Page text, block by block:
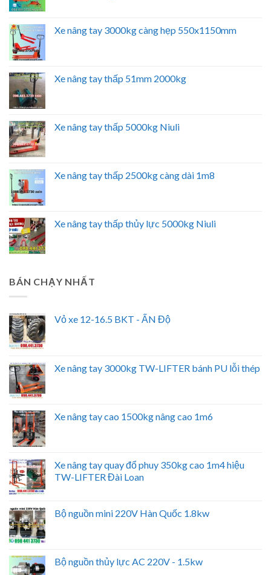
Xe nâng tay 3000kg càng hẹp 550x1150mm
Xe nâng tay thấp 51mm 2000kg
Xe nâng tay thấp 5000kg Niuli
Xe nâng tay thấp 2500kg càng dài 1m8
Xe nâng tay thấp thủy lực 5000kg Niuli
BÁN CHẠY NHẤT
Vỏ xe 12-16.5 BKT - ẤN Độ
Xe nâng tay 3000kg TW-LIFTER bánh PU lỗi thép
Xe nâng tay cao 1500kg nâng cao 1m6
Xe nâng tay quay đổ phuy 350kg cao 1m4 hiệu
TW-LIFTER Đài Loan
Bộ nguồn mini 220V Hàn Quốc 1.8kw
Bộ nguồn thủy lực AC 220V - 1.5kw